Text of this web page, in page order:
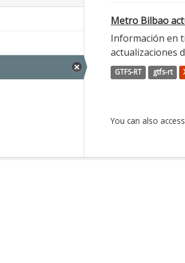
Metro Bilbao
Información en
actualizaciones
GTFS-RT gtfs-rt
You can also